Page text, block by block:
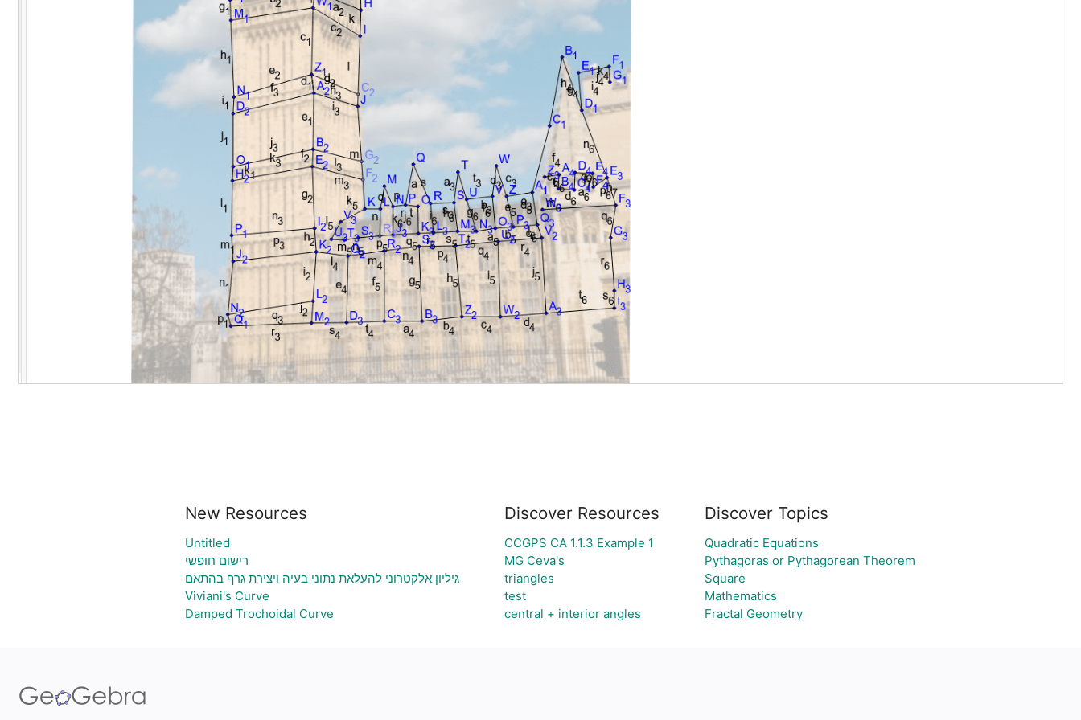
New Resources
Untitled
רישום חופשי
גיליון אלקטרוני להעלאת נתוני בעיה ויצירת גרף בהתאם
Viviani's Curve
Damped Trochoidal Curve
Discover Resources
CCGPS CA 1.1.3 Example 1
MG Ceva's
triangles
test
central + interior angles
Discover Topics
Quadratic Equations
Pythagoras or Pythagorean Theorem
Square
Mathematics
Fractal Geometry